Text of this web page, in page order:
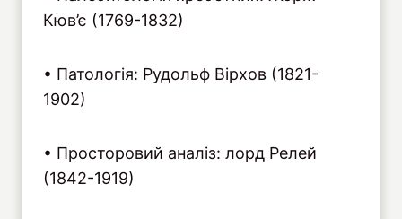
Кюв’є (1769-1832)
• Патологія: Рудольф Вірхов (1821-
1902)
• Просторовий аналіз: лорд Релей
(1842-1919)